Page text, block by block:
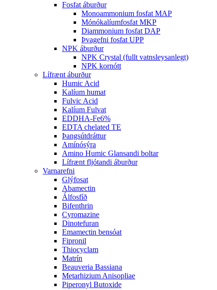
Fosfat áburður
Monoammonium fosfat MAP
Mónókalíumfosfat MKP
Diammonium fosfat DAP
Þvagefni fosfat UPP
NPK áburður
NPK Crystal (fullt vatnsleysanlegt)
NPK kornótt
Lífrænt áburður
Humic Acid
Kalíum humat
Fulvic Acid
Kalíum Fulvat
EDDHA-Fe6%
EDTA chelated TE
Þangsútdráttur
Amínósýra
Amino Humic Glansandi boltar
Lífrænt fljótandi áburður
Varnarefni
Glýfosat
Abamectin
Álfosfíð
Bifenthrin
Cyromazine
Dinotefuran
Emamectin bensóat
Fipronil
Thiocyclam
Matrín
Beauveria Bassiana
Metarhizium Anisopliae
Piperonyl Butoxide